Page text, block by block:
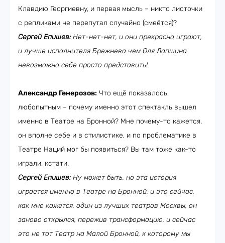
Клавдию Георгиевну, и первая мысль – никто листочки
с репликами не перепутал случайно (смеётся)?
Сергей Епишев:Нет-нет-нет, и они прекрасно играют,
и лучше исполнителя Брежнева чем Оля Лапшина
невозможно себе просто представить!
Александр Генерозов: Что ещё показалось
любопытным – почему именно этот спектакль вышел
именно в Театре на Бронной? Мне почему-то кажется,
он вполне себе и в стилистике, и по проблематике в
Театре Наций мог бы появиться? Вы там тоже как-то
играли, кстати.
Сергей Епишев:Ну может быть, но эта история
играется именно в Театре на Бронной, и это сейчас,
как мне кажется, один из лучших театров Москвы, он
заново открылся, пережив трансформацию, и сейчас
это не тот Театр на Малой Бронной, к которому мы